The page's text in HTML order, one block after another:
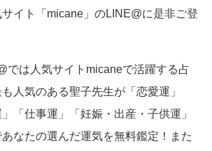
サイト「micane」のLINE@に是非ご登
では人気サイトmicaneで活躍する占
人気のある聖子先生が「恋愛運」
」「仕事運」「妊娠・出産・子供運」
あなたの選んだ運気を無料鑑定！また